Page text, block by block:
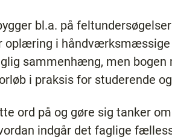
bl.a. på
oplæring i
sammenhæng, men
i praksis for studerende
ord på og gøre sig tanker
indgår det faglige